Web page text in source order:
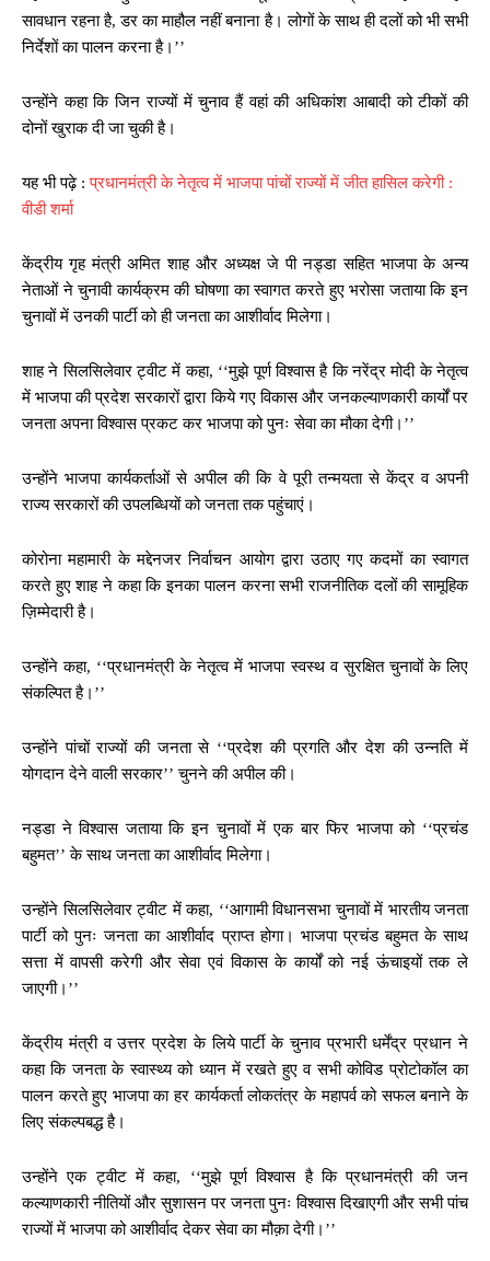
सावधान रहना है, डर का माहौल नहीं बनाना है। लोगों के साथ ही दलों को भी सभी
निर्देशों का पालन करना है।’’
उन्होंने कहा कि जिन राज्यों में चुनाव हैं वहां की अधिकांश आबादी को टीकों की
दोनों खुराक दी जा चुकी है।
यह भी पढ़े :प्रधानमंत्री के नेतृत्व में भाजपा पांचों राज्यों में जीत हासिल करेगी :
वीडी शर्मा
केंद्रीय गृह मंत्री अमित शाह और अध्यक्ष जे पी नड्डा सहित भाजपा के अन्य
नेताओं ने चुनावी कार्यक्रम की घोषणा का स्वागत करते हुए भरोसा जताया कि इन
चुनावों में उनकी पार्टी को ही जनता का आशीर्वाद मिलेगा।
शाह ने सिलसिलेवार ट्वीट में कहा, ‘‘मुझे पूर्ण विश्वास है कि नरेंद्र मोदी के नेतृत्व
में भाजपा की प्रदेश सरकारों द्वारा किये गए विकास और जनकल्याणकारी कार्यों पर
जनता अपना विश्वास प्रकट कर भाजपा को पुनः सेवा का मौका देगी।’’
उन्होंने भाजपा कार्यकर्ताओं से अपील की कि वे पूरी तन्मयता से केंद्र व अपनी
राज्य सरकारों की उपलब्धियों को जनता तक पहुंचाएं।
कोरोना महामारी के मद्देनजर निर्वाचन आयोग द्वारा उठाए गए कदमों का स्वागत
करते हुए शाह ने कहा कि इनका पालन करना सभी राजनीतिक दलों की सामूहिक
ज़िम्मेदारी है।
उन्होंने कहा, ‘‘प्रधानमंत्री के नेतृत्व में भाजपा स्वस्थ व सुरक्षित चुनावों के लिए
संकल्पित है।’’
उन्होंने पांचों राज्यों की जनता से ‘‘प्रदेश की प्रगति और देश की उन्नति में
योगदान देने वाली सरकार’’ चुनने की अपील की।
नड्डा ने विश्वास जताया कि इन चुनावों में एक बार फिर भाजपा को ‘‘प्रचंड
बहुमत’’ के साथ जनता का आशीर्वाद मिलेगा।
उन्होंने सिलसिलेवार ट्वीट में कहा, ‘‘आगामी विधानसभा चुनावों में भारतीय जनता
पार्टी को पुनः जनता का आशीर्वाद प्राप्त होगा। भाजपा प्रचंड बहुमत के साथ
सत्ता में वापसी करेगी और सेवा एवं विकास के कार्यों को नई ऊंचाइयों तक ले
जाएगी।’’
केंद्रीय मंत्री व उत्तर प्रदेश के लिये पार्टी के चुनाव प्रभारी धर्मेंद्र प्रधान ने
कहा कि जनता के स्वास्थ्य को ध्यान में रखते हुए व सभी कोविड प्रोटोकॉल का
पालन करते हुए भाजपा का हर कार्यकर्ता लोकतंत्र के महापर्व को सफल बनाने के
लिए संकल्पबद्ध है।
उन्होंने एक ट्वीट में कहा, ‘‘मुझे पूर्ण विश्वास है कि प्रधानमंत्री की जन
कल्याणकारी नीतियों और सुशासन पर जनता पुनः विश्वास दिखाएगी और सभी पांच
राज्यों में भाजपा को आशीर्वाद देकर सेवा का मौक़ा देगी।’’